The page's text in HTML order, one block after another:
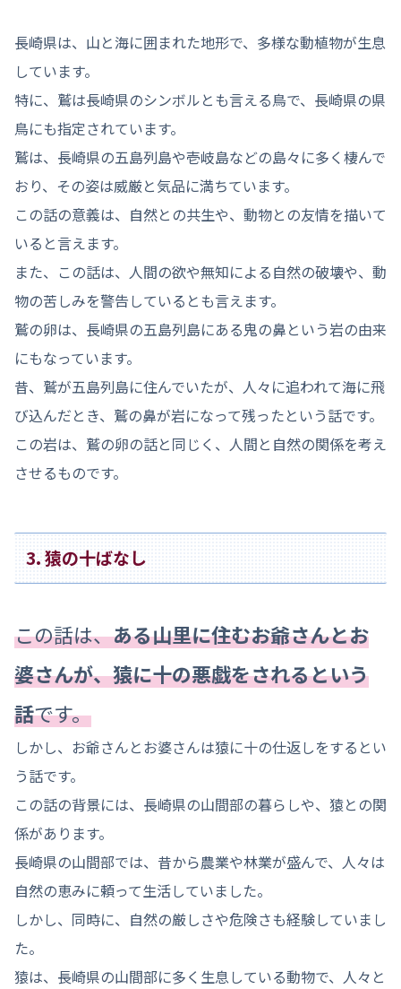
長崎県は、山と海に囲まれた地形で、多様な動植物が生息
しています。
特に、鷲は長崎県のシンボルとも言える鳥で、長崎県の県
鳥にも指定されています。
鷲は、長崎県の五島列島や壱岐島などの島々に多く棲んで
おり、その姿は威厳と気品に満ちています。
この話の意義は、自然との共生や、動物との友情を描いて
いると言えます。
また、この話は、人間の欲や無知による自然の破壊や、動
物の苦しみを警告しているとも言えます。
鷲の卵は、長崎県の五島列島にある鬼の鼻という岩の由来
にもなっています。
昔、鷲が五島列島に住んでいたが、人々に追われて海に飛
び込んだとき、鷲の鼻が岩になって残ったという話です。
この岩は、鷲の卵の話と同じく、人間と自然の関係を考え
させるものです。
3. 猿の十ばなし
この話は、ある山里に住むお爺さんとお
婆さんが、猿に十の悪戯をされるという
話です。
しかし、お爺さんとお婆さんは猿に十の仕返しをするとい
う話です。
この話の背景には、長崎県の山間部の暮らしや、猿との関
係があります。
長崎県の山間部では、昔から農業や林業が盛んで、人々は
自然の恵みに頼って生活していました。
しかし、同時に、自然の厳しさや危険さも経験していまし
た。
猿は、長崎県の山間部に多く生息している動物で、人々と